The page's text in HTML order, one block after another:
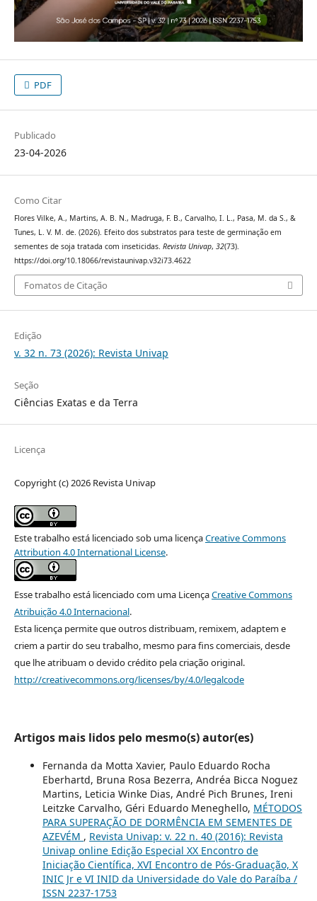
PDF
Publicado
23-04-2026
Como Citar
Flores Vilke, A., Martins, A. B. N., Madruga, F. B., Carvalho, I. L., Pasa, M. da S., &
Tunes, L. V. M. de. (2026). Efeito dos substratos para teste de germinação em
sementes de soja tratada com inseticidas. Revista Univap, 32(73).
https://doi.org/10.18066/revistaunivap.v32i73.4622
Fomatos de Citação
Edição
v. 32 n. 73 (2026): Revista Univap
Seção
Ciências Exatas e da Terra
Licença
Copyright (c) 2026 Revista Univap
Este trabalho está licenciado sob uma licençaCreative Commons
Attribution 4.0 International License.
Esse trabalho está licenciado com uma LicençaCreative Commons
Atribuição 4.0 Internacional.
Esta licença permite que outros distribuam, remixem, adaptem e
criem a partir do seu trabalho, mesmo para fins comerciais, desde
que lhe atribuam o devido crédito pela criação original.
http://creativecommons.org/licenses/by/4.0/legalcode
Artigos mais lidos pelo mesmo(s) autor(es)
Fernanda da Motta Xavier, Paulo Eduardo Rocha
Eberhartd, Bruna Rosa Bezerra, Andréa Bicca Noguez
Martins, Leticia Winke Dias, André Pich Brunes, Ireni
Leitzke Carvalho, Géri Eduardo Meneghello, MÉTODOS
PARA SUPERAÇÃO DE DORMÊNCIA EM SEMENTES DE
AZEVÉM , Revista Univap: v. 22 n. 40 (2016): Revista
Univap online Edição Especial XX Encontro de
Iniciação Científica, XVI Encontro de Pós-Graduação, X
INIC Jr e VI INID da Universidade do Vale do Paraíba /
ISSN 2237-1753